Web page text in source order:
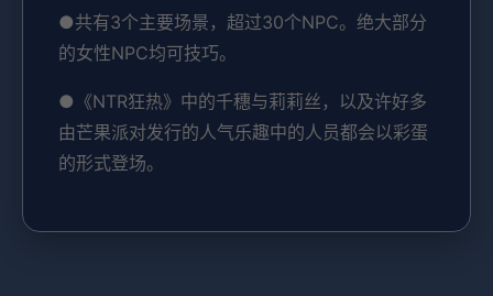
●共有3个主要场景，超过30个NPC。绝大部分
的女性NPC均可技巧。
●《NTR狂热》中的千穗与莉莉丝，以及许好多
由芒果派对发行的人气乐趣中的人员都会以彩蛋
的形式登场。